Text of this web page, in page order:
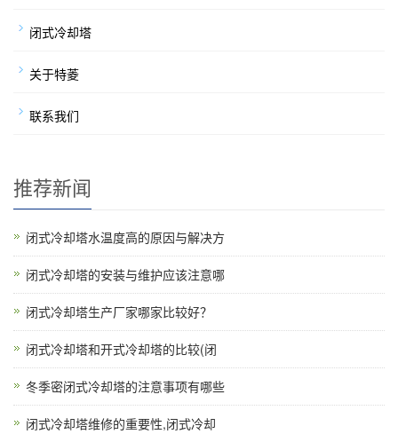
闭式冷却塔
关于特菱
联系我们
推荐新闻
闭式冷却塔水温度高的原因与解决方
闭式冷却塔的安装与维护应该注意哪
闭式冷却塔生产厂家哪家比较好？
闭式冷却塔和开式冷却塔的比较(闭
冬季密闭式冷却塔的注意事项有哪些
闭式冷却塔维修的重要性,闭式冷却